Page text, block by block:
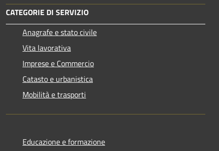
CATEGORIE DI SERVIZIO
Anagrafe e stato civile
Vita lavorativa
Imprese e Commercio
Catasto e urbanistica
Mobilità e trasporti
Educazione e formazione